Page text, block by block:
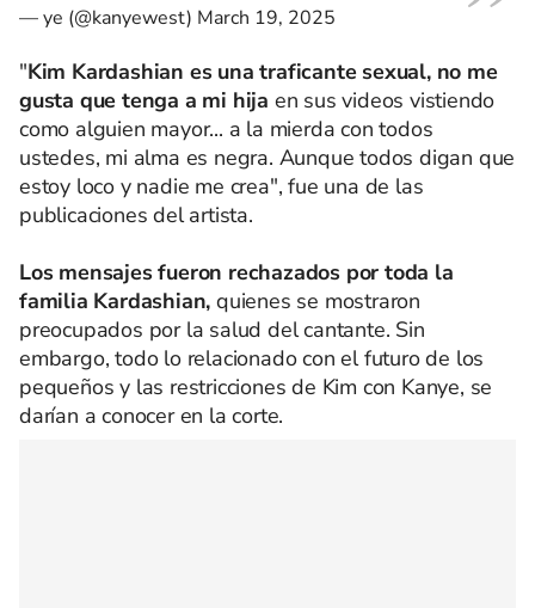
— ye (@kanyewest) March 19, 2025
"Kim Kardashian es una traficante sexual, no me
gusta que tenga a mi hija en sus videos vistiendo
como alguien mayor... a la mierda con todos
ustedes, mi alma es negra. Aunque todos digan que
estoy loco y nadie me crea", fue una de las
publicaciones del artista.
Los mensajes fueron rechazados por toda la
familia Kardashian,quienes se mostraron
preocupados por la salud del cantante. Sin
embargo, todo lo relacionado con el futuro de los
pequeños y las restricciones de Kim con Kanye, se
darían a conocer en la corte.